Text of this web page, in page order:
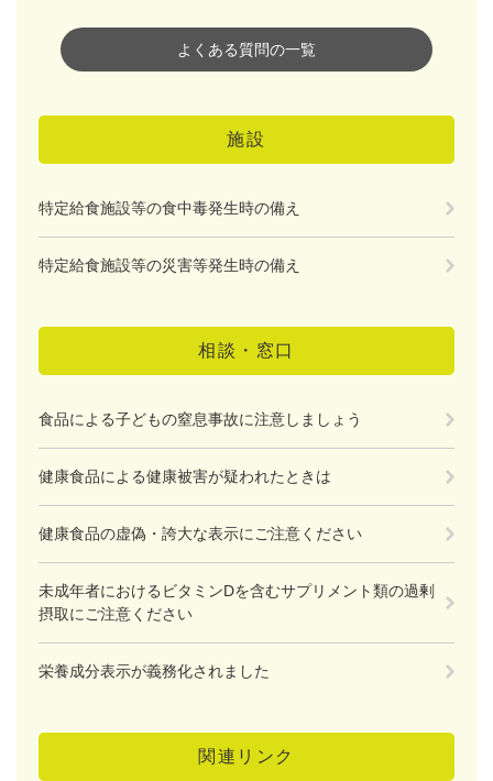
よくある質問の一覧
施設
特定給食施設等の食中毒発生時の備え
特定給食施設等の災害等発生時の備え
相談・窓口
食品による子どもの窒息事故に注意しましょう
健康食品による健康被害が疑われたときは
健康食品の虚偽・誇大な表示にご注意ください
未成年者におけるビタミンDを含むサプリメント類の過剰
摂取にご注意ください
栄養成分表示が義務化されました
関連リンク